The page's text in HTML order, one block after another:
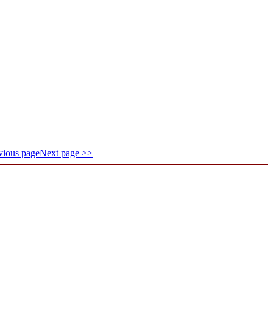
pageNext page >>